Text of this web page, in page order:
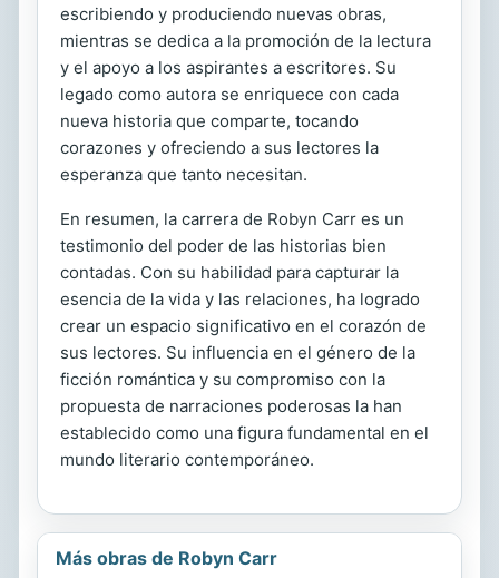
escribiendo y produciendo nuevas obras,
mientras se dedica a la promoción de la lectura
y el apoyo a los aspirantes a escritores. Su
legado como autora se enriquece con cada
nueva historia que comparte, tocando
corazones y ofreciendo a sus lectores la
esperanza que tanto necesitan.
En resumen, la carrera de Robyn Carr es un
testimonio del poder de las historias bien
contadas. Con su habilidad para capturar la
esencia de la vida y las relaciones, ha logrado
crear un espacio significativo en el corazón de
sus lectores. Su influencia en el género de la
ficción romántica y su compromiso con la
propuesta de narraciones poderosas la han
establecido como una figura fundamental en el
mundo literario contemporáneo.
Más obras de Robyn Carr